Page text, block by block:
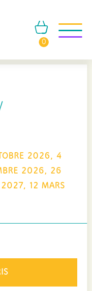
0
2026, 4
2026, 26
2027, 12 MARS